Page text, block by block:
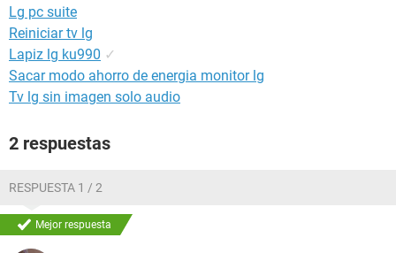
Lg pc suite
Reiniciar tv lg
Lapiz lg ku990 ✓
Sacar modo ahorro de energia monitor lg
Tv lg sin imagen solo audio
2 respuestas
RESPUESTA 1 / 2
Mejor respuesta